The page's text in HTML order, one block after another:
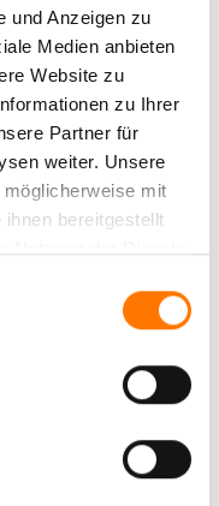
und Anzeigen zu
Medien anbieten
Website zu
zu Ihrer
Partner für
weiter. Unsere
mit
bereitgestellt